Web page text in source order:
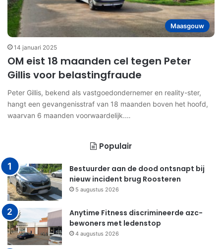
Maasgouw
14 januari 2025
OM eist 18 maanden cel tegen Peter
Gillis voor belastingfraude
Peter Gillis, bekend als vastgoedondernemer en reality-ster,
hangt een gevangenisstraf van 18 maanden boven het hoofd,
waarvan 6 maanden voorwaardelijk.…
Populair
Bestuurder aan de dood ontsnapt bij
nieuw incident brug Roosteren
5 augustus 2026
Anytime Fitness discrimineerde azc-
bewoners met ledenstop
4 augustus 2026